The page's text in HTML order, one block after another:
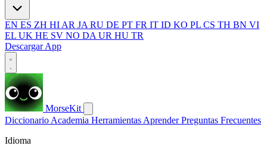
EN ES ZH HI AR JA RU DE PT FR IT ID KO PL CS TH BN VI
EL UK HE SV NO DA UR HU TR
Descargar App
MorseKit
Diccionario Academia Herramientas AprenderPreguntas Frecuentes
Idioma